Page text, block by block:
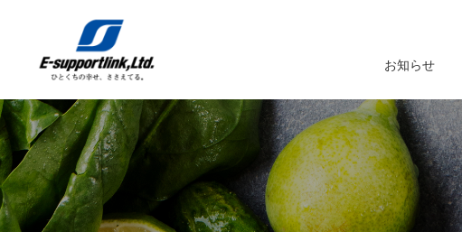
お知らせ
サービスTOP
生鮮MDシステム
イーサポートリンクシステム
イーサポートリンクについてTOP
トップメッセージ
経営理念・経営ビジョン
企業情報TOP
企業概要
事業所案内
IR情報TOP
IRニュース
IRカレンダー